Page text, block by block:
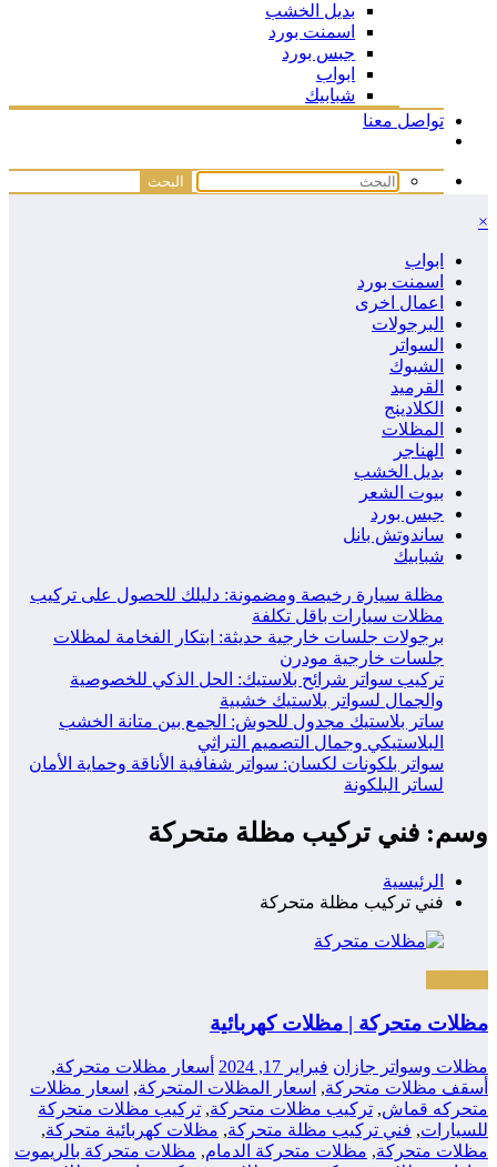
بديل الخشب
اسمنت بورد
جبس بورد
ابواب
شبابيك
تواصل معنا
×
ابواب
اسمنت بورد
اعمال اخرى
البرجولات
السواتر
الشبوك
القرميد
الكلادينج
المظلات
الهناجر
بديل الخشب
بيوت الشعر
جبس بورد
ساندوتش بانل
شبابيك
مظلة سيارة رخيصة ومضمونة: دليلك للحصول على تركيب
مظلات سيارات باقل تكلفة
برجولات جلسات خارجية حديثة: ابتكار الفخامة لمظلات
جلسات خارجية مودرن
تركيب سواتر شرائح بلاستيك: الحل الذكي للخصوصية
والجمال لسواتر بلاستيك خشبية
ساتر بلاستيك مجدول للحوش: الجمع بين متانة الخشب
البلاستيكي وجمال التصميم التراثي
سواتر بلكونات لكسان: سواتر شفافية الأناقة وحماية الأمان
لساتر البلكونة
وسم: فني تركيب مظلة متحركة
الرئيسية
فني تركيب مظلة متحركة
مظلات متحركة | مظلات كهربائية
مظلات وسواتر جازان فبراير 17, 2024 أسعار مظلات متحركة,
أسقف مظلات متحركة, اسعار المظلات المتحركة, اسعار مظلات
متحركه قماش, تركيب مظلات متحركة, تركيب مظلات متحركة
للسيارات, فني تركيب مظلة متحركة, مظلات كهربائية متحركة,
مظلات متحركة, مظلات متحركة الدمام, مظلات متحركة بالريموت